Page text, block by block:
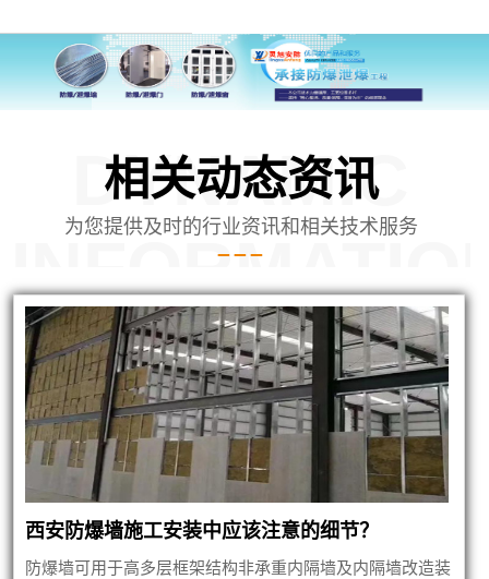
相关动态资讯
DYNAMIC
为您提供及时的行业资讯和相关技术服务
西安防爆墙施工安装中应该注意的细节？
防爆墙可用于高多层框架结构非承重内隔墙及内隔墙改造装